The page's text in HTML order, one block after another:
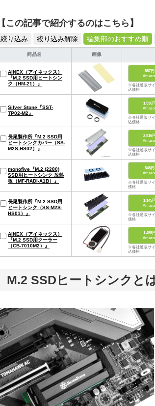
【この記事で紹介するのはこちら】
絞り込み 絞り込み解除 編集部のおすすめ順
商品名 画像
AINEX（アイネックス）
『M.2 SSD用ヒートシン
ク（HM-21）』
567円
※各社通販サ
込価格
Silver Stone『SST-
TP02-M2』
1,536
※各社通販サ
込価格
長尾製作所『M.2 SSD用
ヒートシンクカバー（SS-
M2S-HS02）』
2,816
※各社通販サ
込価格
monofive『M.2 (2280)
SSD用ヒートシンク 放熱
板（MF-RADI-A1B）』
548円
※各社通販サ
価格
長尾製作所『M.2 SSD用
ヒートシンク（SS-M2S-
HS01）』
1,145
※各社通販サ
価格
AINEX（アイネックス）
『M.2 SSD用クーラー
（CB-7010M2）』
1,455
※各社通販サ
込価格
M.2 SSDヒートシンクと